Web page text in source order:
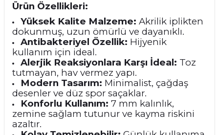
Ürün Özellikleri:
Yüksek Kalite Malzeme: Akrilik iplikten
dokunmuş, uzun ömürlü ve dayanıklı.
Antibakteriyel Özellik: Hijyenik
kullanım için ideal.
Alerjik Reaksiyonlara Karşı İdeal: Toz
tutmayan, hav vermez yapı.
Modern Tasarım: Minimalist, çağdaş
desenler ve düz spor saçaklar.
Konforlu Kullanım: 7 mm kalınlık,
zemine sağlam tutunur ve kayma riskini
azaltır.